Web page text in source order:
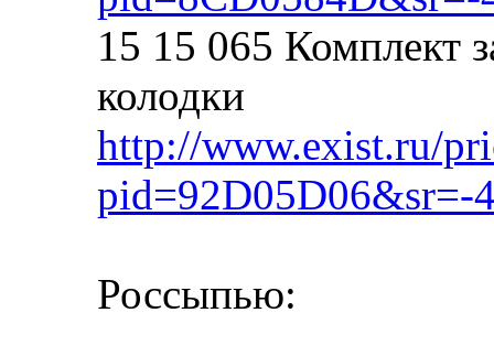
15 15 065 Комплект
колодки
http://www.exist.ru/
pid=92D05D06&sr=-
Россыпью: